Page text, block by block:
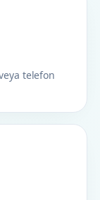
telefon